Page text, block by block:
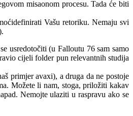
misaonom procesu. Tada će biti
Vašu retoriku. Nemaju svi
usredotočiti (u Falloutu 76 sam samo
cijeli folder pun relevantnih studija
primjer avaxi), a druga da ne postoje
Možete li nam, stoga, priložiti kakav
Nemojte ulaziti u raspravu ako se